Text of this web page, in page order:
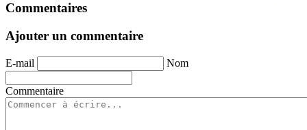
Commentaires
Ajouter un commentaire
E-mail Nom
Commentaire